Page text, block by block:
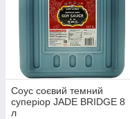
Соус соєвий темний
суперіор JADE BRIDGE 8
л